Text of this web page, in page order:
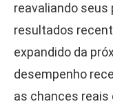
reavaliando
resultados
expandido da
desempenho
as chances